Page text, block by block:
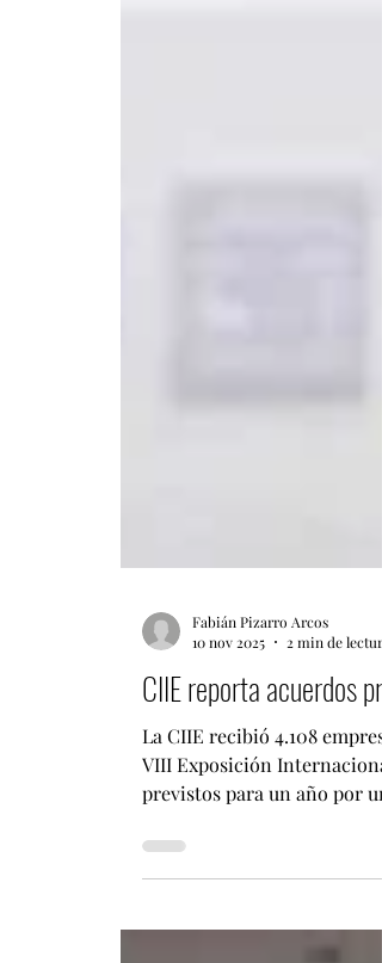
Fabián Pizarro Arcos
10 nov 2025
2 min de lectura
CIIE reporta acuerdos
La CIIE recibió 4.108 empresas de 138 países y regiones, lo que batió record histórico en número de participantes. Por Fabián Pizarro La
previstos para un año por
récord, sostuvo el Buró de